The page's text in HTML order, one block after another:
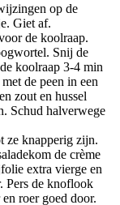
op de
Giet af.
de koolraap.
Snij de
koolraap 3-4 min
de peen in een
zout en hussel
Schud halverwege
ze knapperig zijn.
de crème
extra vierge en
Pers de knoflook
roer goed door.